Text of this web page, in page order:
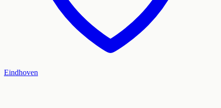
Eindhoven